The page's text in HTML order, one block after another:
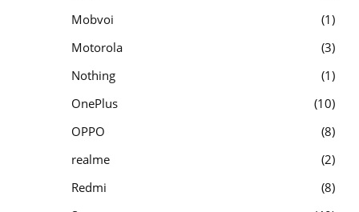
Mobvoi
1
Motorola
3
Nothing
1
OnePlus
10
OPPO
8
realme
2
Redmi
8